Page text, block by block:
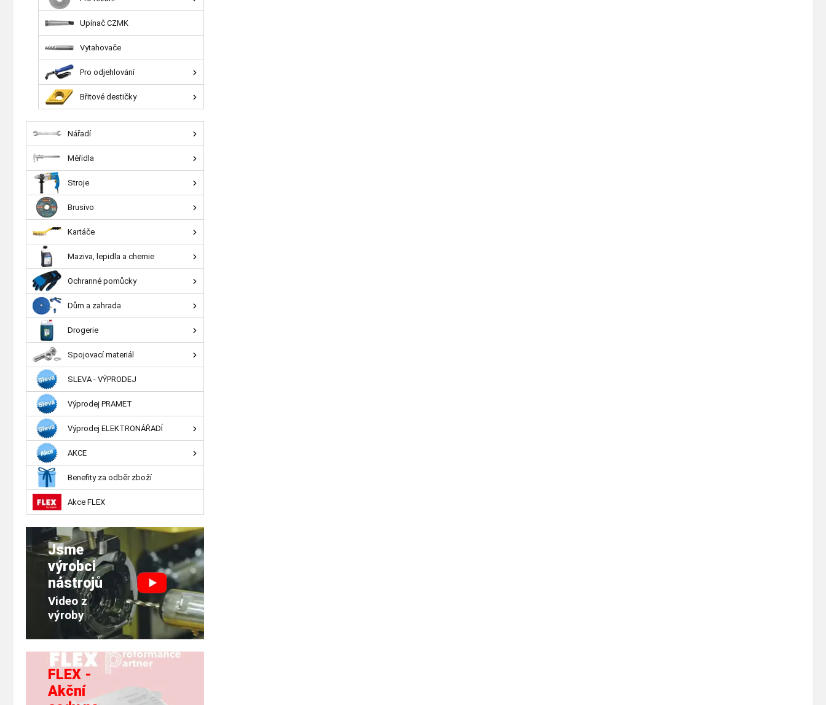
Upínač CZMK
Vytahovače
Pro odjehlování
Břitové destičky
Nářadí
Měřidla
Stroje
Brusivo
Kartáče
Maziva, lepidla a chemie
Ochranné pomůcky
Dům a zahrada
Drogerie
Spojovací materiál
SLEVA - VÝPRODEJ
Výprodej PRAMET
Výprodej ELEKTRONÁŘADÍ
AKCE
Benefity za odběr zboží
Akce FLEX
Jsme
výrobci
nástrojů
Video z
výroby
FLEX -
Akční